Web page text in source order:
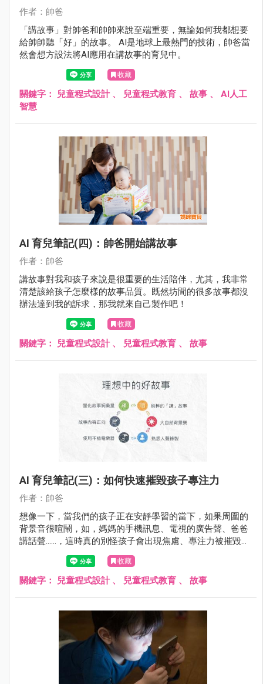
作者：帥爸
「講故事」對帥爸和帥帥來說至端重要，無論如何我都想要
給帥帥聽「好」的故事。 AI是地球上最熱門的技術，帥爸當
然會想方設法將AI應用在講故事的育兒中。
收藏
關鍵字： 兒童程式設計、 兒童程式教育 、 故事 、 AI人工
智慧
AI 育兒筆記(四)：帥爸開始講故事
作者：帥爸
講故事對我和孩子來說是很重要的生活陪伴，尤其，我非常
清楚該給孩子怎麼樣的故事品質。既然坊間的很多故事都沒
辦法達到我的訴求，那我就來自己製作吧！
收藏
關鍵字： 兒童程式設計、 兒童程式教育 、 故事
AI 育兒筆記(三)：如何快速摧毀孩子專注力
作者：帥爸
想像一下，當我們的孩子正在安靜學習的當下，如果周圍的
背景音很喧鬧，如，媽媽的手機訊息、電視的廣告聲、爸爸
講話聲......，這時真的別怪孩子會出現焦慮、專注力被摧毀的
情形了。這些是環境造成的啊！
收藏
關鍵字： 兒童程式設計、 兒童程式教育 、 故事